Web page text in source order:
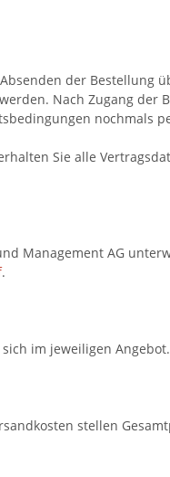
der Bestellung
Nach Zugang
nochmals
Sie alle
Management AG
.
im jeweiligen Angebot.
stellen